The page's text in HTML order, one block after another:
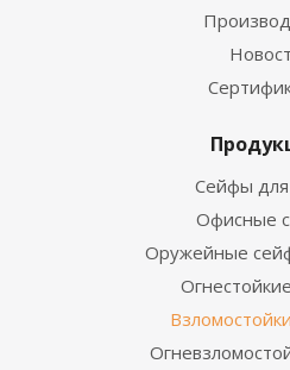
Сейфы
Офисные
Оружейные